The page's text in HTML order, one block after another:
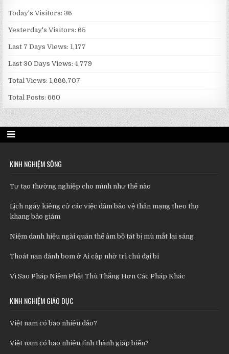
Today's Visitors:36
Yesterday's Visitors:65
Last 7 Days Views: 1,177
Last 30 Days Views:4,779
Total Views: 1,666,707
Total Posts:660
KINH NGHIỆM SỐNG
Tự tạo thường nghiệp cho mình như thế nào
Lịch ngày kiêng cử các việc dâm bảo vệ thân mạng theo thọ
khang bảo giám
Niệm danh hiệu ngài quán thế âm bồ tát bị mù mắt lại sáng
Thoát nạn đánh bom ở Ai cập nhờ trì chú đại bi
Vì Sao Pháp Niệm Phật Thù Thắng Hơn Các Pháp Khác
KINH NGHIỆM GIÁO DỤC
Việt nam có bao nhiêu đảo?
Việt nam có bao nhiêu tỉnh thành giáp biển?